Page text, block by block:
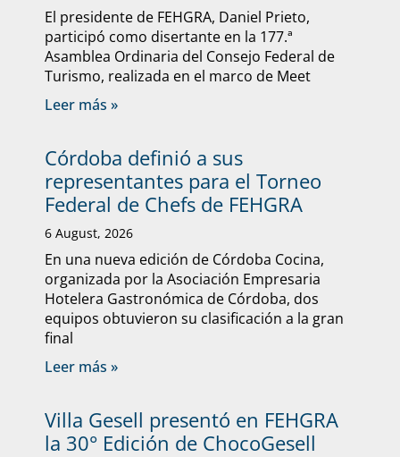
El presidente de FEHGRA, Daniel Prieto,
participó como disertante en la 177.ª
Asamblea Ordinaria del Consejo Federal de
Turismo, realizada en el marco de Meet
Leer más »
Córdoba definió a sus
representantes para el Torneo
Federal de Chefs de FEHGRA
6 August, 2026
En una nueva edición de Córdoba Cocina,
organizada por la Asociación Empresaria
Hotelera Gastronómica de Córdoba, dos
equipos obtuvieron su clasificación a la gran
final
Leer más »
Villa Gesell presentó en FEHGRA
la 30° Edición de ChocoGesell